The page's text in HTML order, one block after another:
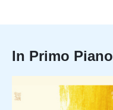
In Primo Piano